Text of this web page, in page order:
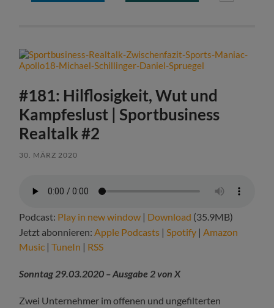
#181: Hilflosigkeit, Wut und
Kampfeslust | Sportbusiness
Realtalk #2
30. MÄRZ 2020
Podcast: Play in new window | Download (35.9MB)
Jetzt abonnieren:Apple Podcasts |Spotify |Amazon
Music |TuneIn | RSS
Sonntag 29.03.2020 – Ausgabe 2 von X
Zwei Unternehmer im offenen und ungefilterten